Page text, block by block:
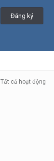
Đăng ký
Tất cả hoạt động